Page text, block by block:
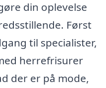
din oplevelse
Først
til specialister,
herrefrisurer
der er på mode,